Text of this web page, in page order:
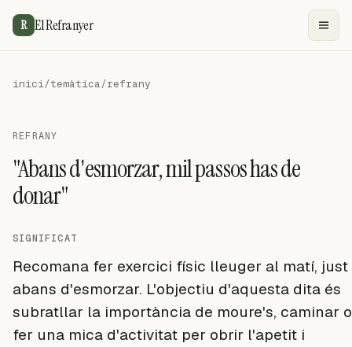
R El Refranyer
inici/temàtica/refrany
REFRANY
"Abans d'esmorzar, mil passos has de
donar"
SIGNIFICAT
Recomana fer exercici físic lleuger al matí, just
abans d'esmorzar. L'objectiu d'aquesta dita és
subratllar la importància de moure's, caminar o
fer una mica d'activitat per obrir l'apetit i